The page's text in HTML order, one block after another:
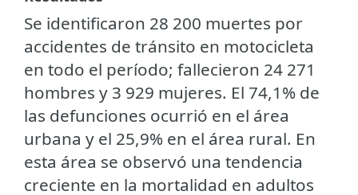
Se identificaron 28 200 muertes por
accidentes de tránsito en motocicleta
en todo el período; fallecieron 24 271
hombres y 3 929 mujeres. El 74,1% de
las defunciones ocurrió en el área
urbana y el 25,9% en el área rural. En
esta área se observó una tendencia
creciente en la mortalidad en adultos